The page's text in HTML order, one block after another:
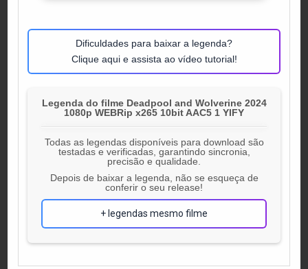
Dificuldades para baixar a legenda?
Clique aqui e assista ao vídeo tutorial!
Legenda do filme Deadpool and Wolverine 2024
1080p WEBRip x265 10bit AAC5 1 YIFY
Todas as legendas disponíveis para download são
testadas e verificadas, garantindo sincronia,
precisão e qualidade.
Depois de baixar a legenda, não se esqueça de
conferir o seu release!
+ legendas mesmo filme